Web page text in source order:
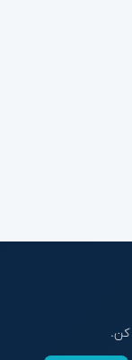
کن.